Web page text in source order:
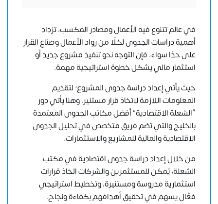
في عالم تتنوع فيه الأعمال ومصادر المكسب، تزداد
أهمية دراسات الجدوى لكلًا من رواد الأعمال وصناع القرار
على حدًا سواء، فإن التوجه نحو تنفيذ مشروع جديد أو
استثمار مالي يشكل خطوة استراتيجية مهمة.
حيث يأتي إعداد دراسة جدوى المشروع؛ لتقديم
المعلومات اللازمة لاتخاذ قرار مستنير. وهنا يأتي دور
“الشعلة الاقتصادية”أفضلمكاتب الجدوى المعتمدة
بالخليجوالتي تضم فريق متخصص في تحليل الجدوى
الاقتصادية والمالية للمشاريع والاستثمارات.
من خلال إعداد دراسة جدوى اقتصادية في مكتب
الشعلة، يٌمكن للمستثمرين والشركات اتخاذ قرارات
استثمارية مدروسة ومستنيرة، وتخطيط استراتيجي
فعَّال يسهم في تحقيق أهدافهم بكفاءة ونجاح.